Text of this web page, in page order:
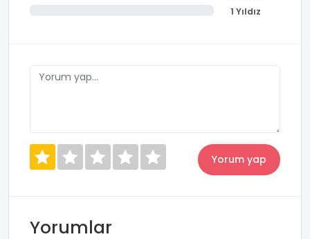
1 Yıldız
Yorumlar